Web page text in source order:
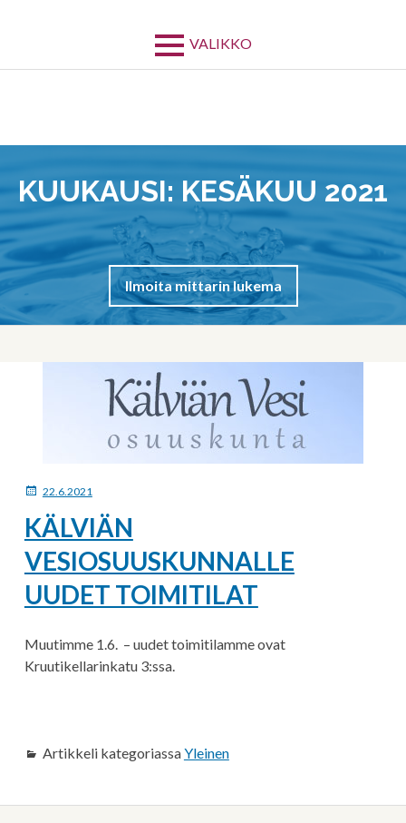
VALIKKO
KUUKAUSI: KESÄKUU 2021
Ilmoita mittarin lukema
JULKAISTU
22.6.2021
KÄLVIÄN
VESIOSUUSKUNNALLE
UUDET TOIMITILAT
Muutimme 1.6. – uudet toimitilamme ovat
Kruutikellarinkatu 3:ssa.
Artikkeli kategoriassaYleinen